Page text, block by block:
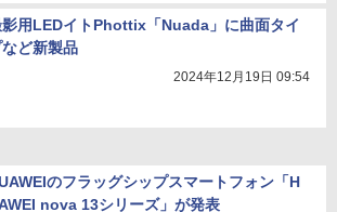
用LEDイトPhottix「Nuada」に曲面タイ
など新製品
2024年12月19日 09:54
のフラッグシップスマートフォン「H
nova 13シリーズ」が発表